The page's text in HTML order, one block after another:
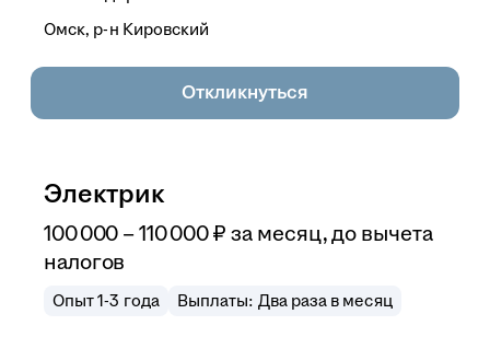
Омск, р-н Кировский
Откликнуться
Электрик
100 000 –110 000₽ за месяц,до вычета
налогов
Опыт 1-3 года Выплаты: Два раза в месяц